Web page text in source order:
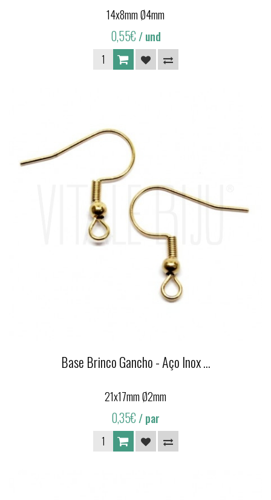
14x8mm Ø4mm
0,55€/ und
Base Brinco Gancho - Aço Inox ...
21x17mm Ø2mm
0,35€/ par